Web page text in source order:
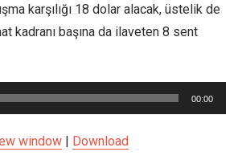
karşılığı 18 dolar alacak, üstelik de
kadranı başına da ilaveten 8 sent
00:00
window | Download